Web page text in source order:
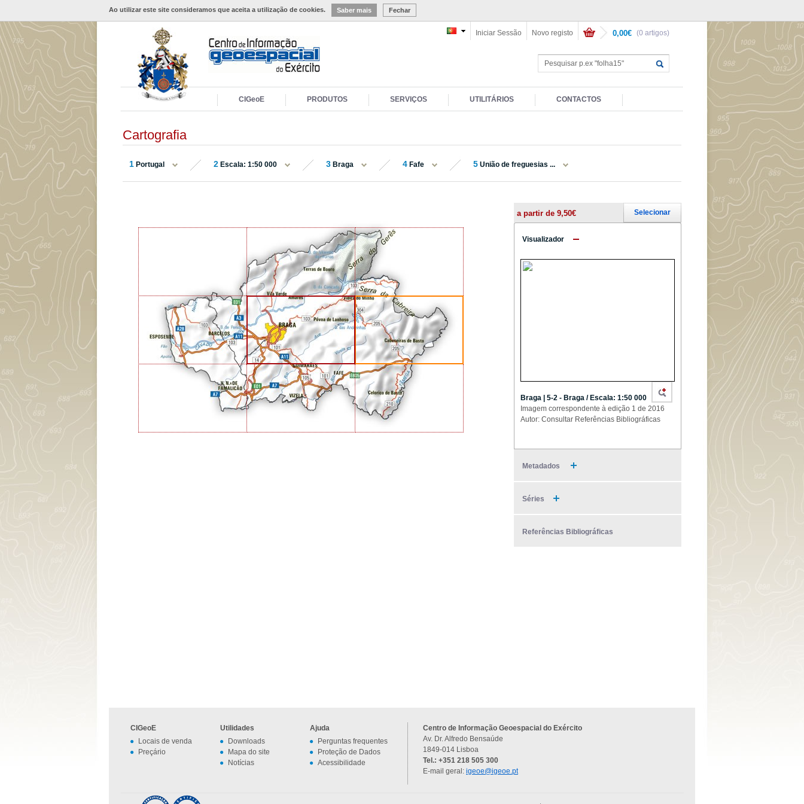
Ao utilizar este site consideramos que aceita a utilização de cookies. Saber mais Fechar
(0 artigos)
0,00€
Novo registo
Iniciar Sessão
CIGeoE PRODUTOS SERVIÇOS UTILITÁRIOS CONTACTOS
Cartografia
1 Portugal 2 Escala: 1:50 000 3 Braga 4 Fafe 5 União de freguesias ...
a partir de 9,50€ Selecionar
Visualizador
Braga | 5-2 - Braga / Escala: 1:50 000
Imagem correspondente à edição 1 de 2016
Autor: Consultar Referências Bibliográficas
Metadados
Séries
Referências Bibliográficas
CIGeoE
Locais de venda
Preçário
Utilidades
Downloads
Mapa do site
Notícias
Ajuda
Perguntas frequentes
Proteção de Dados
Acessibilidade
Centro de Informação Geoespacial do Exército
Av. Dr. Alfredo Bensaúde
1849-014 Lisboa
Tel.: +351 218 505 300
E-mail geral: igeoe@igeoe.pt